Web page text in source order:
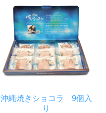
沖縄焼きショコラ 9個入
り